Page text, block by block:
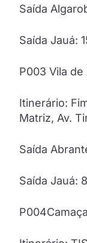
Saída
Saída Jauá:
P003 Vila
Itinerário:
Matriz, Av.
Saída
Saída Jauá: